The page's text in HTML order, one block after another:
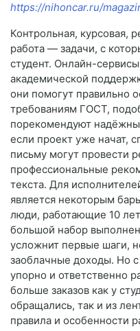
https://nihoncar.ru/
Контрольная, курсовая,
работа — задачи, с
студент. Онлайн-
академической
они помогут правильно
требованиям ГОСТ,
порекомендуют
если проект уже начат,
письму могут провести
профессиональные
текста. Для
является некоторым
люди, работающие 10
большой набор
усложнит первые шаги,
заоблачные доходы. Но
упорно и ответственно
больше заказов как у
обращались, так и из
правила и особенности